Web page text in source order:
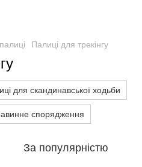
Палиці для трекінгу
для скандинавської ходьби
спорядження
За популярністю